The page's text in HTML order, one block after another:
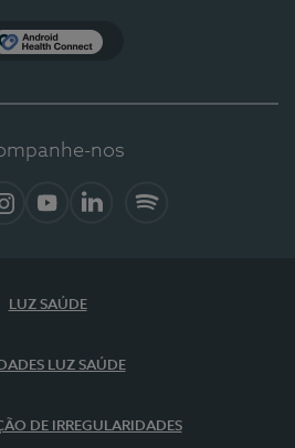
nos
LUZ SAÚDE
LUZ SAÚDE
DE IRREGULARIDADES